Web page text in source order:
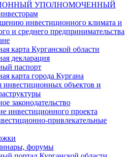
УПОЛНОМОЧЕННЫЙ
инвестиционного климата и
и среднего предпринимательства
карта Курганской области
декларация
паспорт
карта города Кургана
инвестиционных объектов и
законодательство
инвестиционного проекта
привлекательные
форумы